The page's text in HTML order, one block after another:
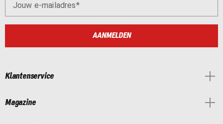
Jouw e-mailadres
AANMELDEN
Klantenservice
Magazine